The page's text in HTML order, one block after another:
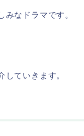
なドラマです。
していきます。